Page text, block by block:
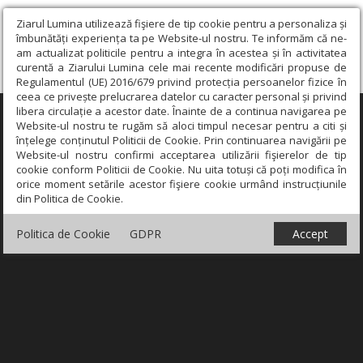
Ziarul Lumina utilizează fişiere de tip cookie pentru a personaliza și
îmbunătăți experiența ta pe Website-ul nostru. Te informăm că ne-
am actualizat politicile pentru a integra în acestea și în activitatea
curentă a Ziarului Lumina cele mai recente modificări propuse de
Regulamentul (UE) 2016/679 privind protecția persoanelor fizice în
ceea ce privește prelucrarea datelor cu caracter personal și privind
libera circulație a acestor date. Înainte de a continua navigarea pe
Website-ul nostru te rugăm să aloci timpul necesar pentru a citi și
înțelege conținutul Politicii de Cookie. Prin continuarea navigării pe
Website-ul nostru confirmi acceptarea utilizării fişierelor de tip
cookie conform Politicii de Cookie. Nu uita totuși că poți modifica în
orice moment setările acestor fişiere cookie urmând instrucțiunile
din Politica de Cookie.
Politica de Cookie GDPR Accept
×